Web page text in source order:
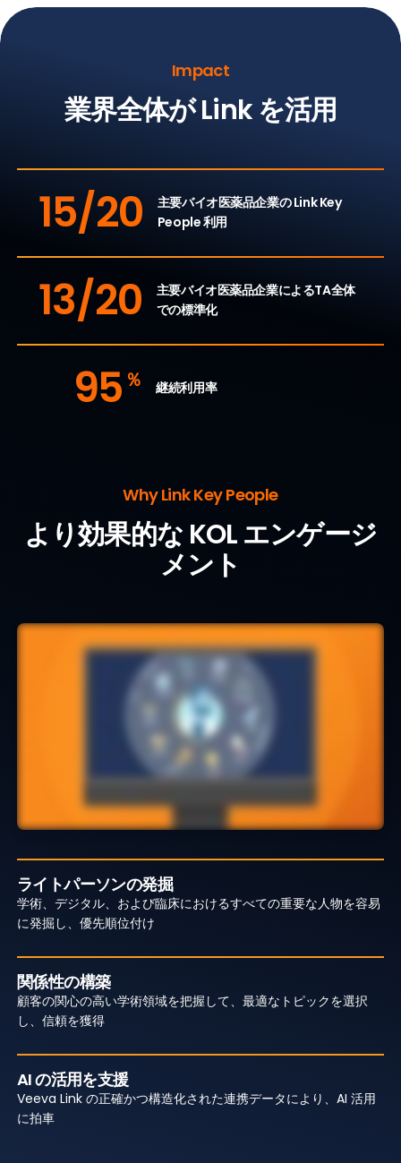
Impact
業界全体が Link を活用
15/20
主要バイオ医薬品企業の Link Key
People 利用
13/20
主要バイオ医薬品企業によるTA全体
での標準化
95 ％ 継続利用率
Why Link Key People
より効果的な KOL エンゲージ
メント
ライトパーソンの発掘
学術、デジタル、および臨床におけるすべての重要な人物を容易
に発掘し、優先順位付け
関係性の構築
顧客の関心の高い学術領域を把握して、最適なトピックを選択
し、信頼を獲得
AI の活用を支援
Veeva Link の正確かつ構造化された連携データにより、AI 活用
に拍車